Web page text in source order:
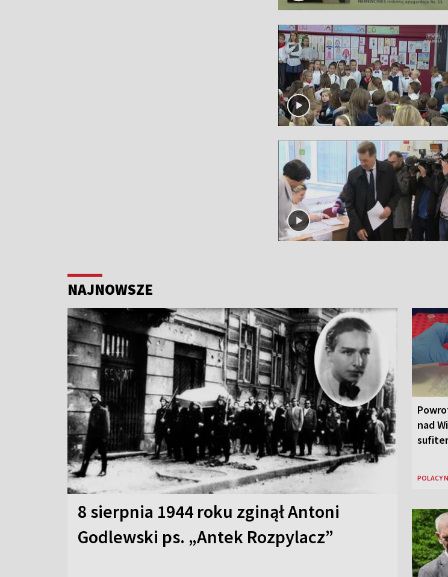
NAJNOWSZE
8 sierpnia 1944 roku zginął Antoni
Godlewski ps. „Antek Rozpylacz”
nad
POLACY